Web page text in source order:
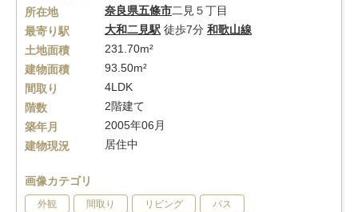
所在地 奈良県五條市二見５丁目
最寄り駅
大和二見駅 徒歩7分 和歌山線
土地面積
231.70m²
建物面積
93.50m²
間取り
4LDK
階数
2階建て
築年月
2005年06月
建物現況
居住中
画像カテゴリ
外観 間取り リビング バス